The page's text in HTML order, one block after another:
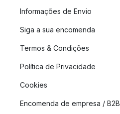
Informações de Envio
Siga a sua encomenda
Termos & Condições
Política de Privacidade
Cookies
Encomenda de empresa / B2B